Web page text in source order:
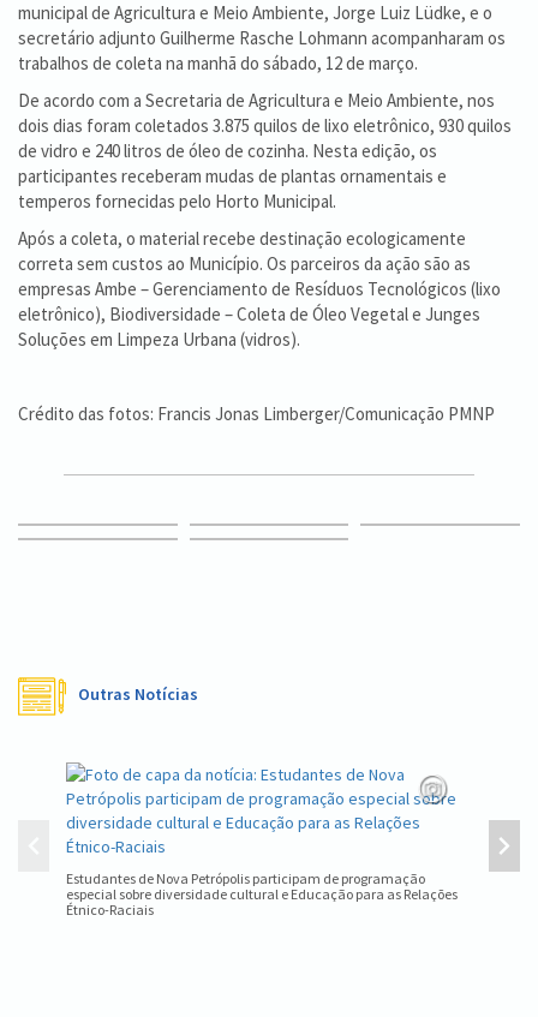
municipal de Agricultura e Meio Ambiente, Jorge Luiz Lüdke, e o
secretário adjunto Guilherme Rasche Lohmann acompanharam os
trabalhos de coleta na manhã do sábado, 12 de março.
De acordo com a Secretaria de Agricultura e Meio Ambiente, nos
dois dias foram coletados 3.875 quilos de lixo eletrônico, 930 quilos
de vidro e 240 litros de óleo de cozinha. Nesta edição, os
participantes receberam mudas de plantas ornamentais e
temperos fornecidas pelo Horto Municipal.
Após a coleta, o material recebe destinação ecologicamente
correta sem custos ao Município. Os parceiros da ação são as
empresas Ambe – Gerenciamento de Resíduos Tecnológicos (lixo
eletrônico), Biodiversidade – Coleta de Óleo Vegetal e Junges
Soluções em Limpeza Urbana (vidros).
Crédito das fotos: Francis Jonas Limberger/Comunicação PMNP
Outras Notícias
Estudantes de Nova Petrópolis participam de programação
especial sobre diversidade cultural e Educação para as Relações
Étnico-Raciais
Equipe